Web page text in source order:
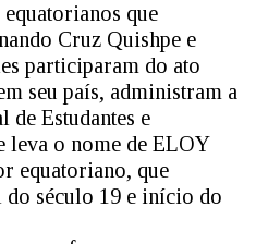
que
Cruz Quishpe e
participaram do ato
seu país, administram a
de Estudantes e
leva o nome de ELOY
equatoriano, que
século 19 e início do